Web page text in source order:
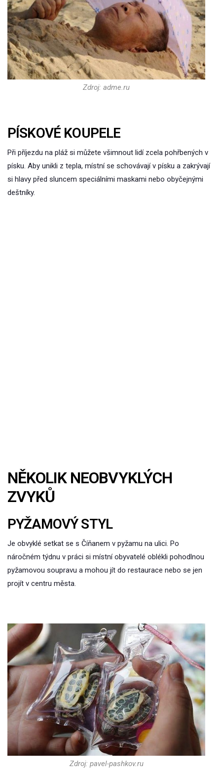
Zdroj: adme.ru
PÍSKOVÉ KOUPELE
Při příjezdu na pláž si můžete všimnout lidí zcela pohřbených v
písku. Aby unikli z tepla, místní se schovávají v písku a zakrývají
si hlavy před sluncem speciálními maskami nebo obyčejnými
deštníky.
NĚKOLIK NEOBVYKLÝCH
ZVYKŮ
PYŽAMOVÝ STYL
Je obvyklé setkat se s Číňanem v pyžamu na ulici. Po
náročném týdnu v práci si místní obyvatelé oblékli pohodlnou
pyžamovou soupravu a mohou jít do restaurace nebo se jen
projít v centru města.
Zdroj: pavel-pashkov.ru